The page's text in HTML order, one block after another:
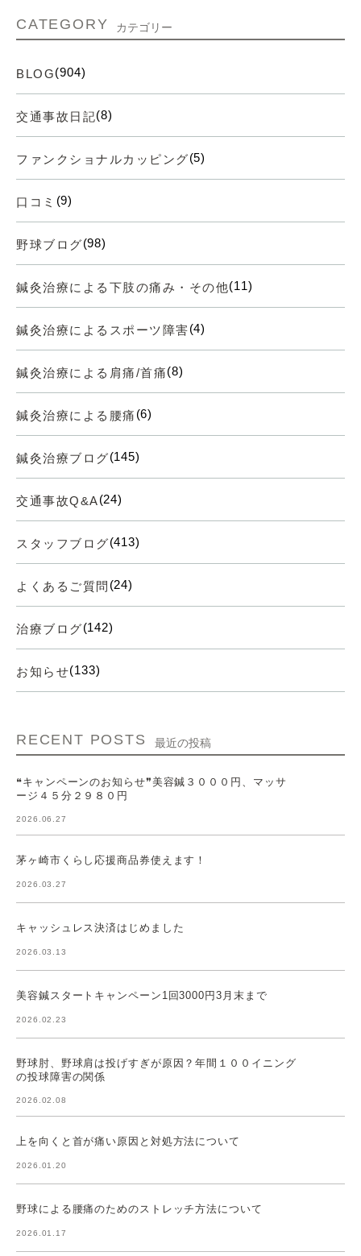
CATEGORY カテゴリー
BLOG(904)
交通事故日記(8)
ファンクショナルカッピング(5)
口コミ (9)
野球ブログ(98)
鍼灸治療による下肢の痛み・その他(11)
鍼灸治療によるスポーツ障害(4)
鍼灸治療による肩痛/首痛(8)
鍼灸治療による腰痛 (6)
鍼灸治療ブログ(145)
交通事故Q&A(24)
スタッフブログ(413)
よくあるご質問 (24)
治療ブログ(142)
お知らせ(133)
RECENT POSTS 最近の投稿
❝キャンペーンのお知らせ❞美容鍼３０００円、マッサ
ージ４５分２９８０円
2026.06.27
茅ヶ崎市くらし応援商品券使えます！
2026.03.27
キャッシュレス決済はじめました
2026.03.13
美容鍼スタートキャンペーン1回3000円3月末まで
2026.02.23
野球肘、野球肩は投げすぎが原因？年間１００イニング
の投球障害の関係
2026.02.08
上を向くと首が痛い原因と対処方法について
2026.01.20
野球による腰痛のためのストレッチ方法について
2026.01.17